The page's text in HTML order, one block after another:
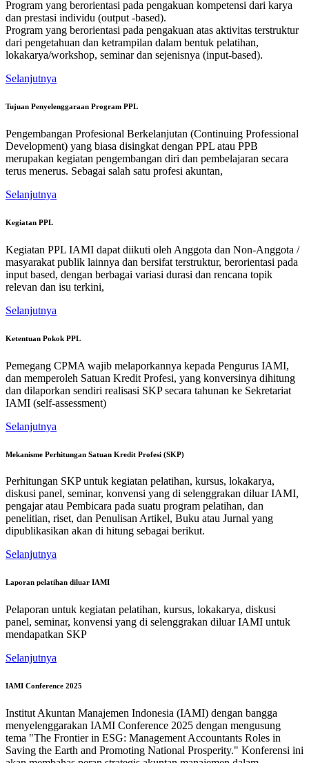
Program yang berorientasi pada pengakuan kompetensi dari karya
dan prestasi individu (output -based).
Program yang berorientasi pada pengakuan atas aktivitas terstruktur
dari pengetahuan dan ketrampilan dalam bentuk pelatihan,
lokakarya/workshop, seminar dan sejenisnya (input-based).
Selanjutnya
Tujuan Penyelenggaraan Program PPL
Pengembangan Profesional Berkelanjutan (Continuing Professional
Development) yang biasa disingkat dengan PPL atau PPB
merupakan kegiatan pengembangan diri dan pembelajaran secara
terus menerus. Sebagai salah satu profesi akuntan,
Selanjutnya
Kegiatan PPL
Kegiatan PPL IAMI dapat diikuti oleh Anggota dan Non-Anggota /
masyarakat publik lainnya dan bersifat terstruktur, berorientasi pada
input based, dengan berbagai variasi durasi dan rencana topik
relevan dan isu terkini,
Selanjutnya
Ketentuan Pokok PPL
Pemegang CPMA wajib melaporkannya kepada Pengurus IAMI,
dan memperoleh Satuan Kredit Profesi, yang konversinya dihitung
dan dilaporkan sendiri realisasi SKP secara tahunan ke Sekretariat
IAMI (self-assessment)
Selanjutnya
Mekanisme Perhitungan Satuan Kredit Profesi (SKP)
Perhitungan SKP untuk kegiatan pelatihan, kursus, lokakarya,
diskusi panel, seminar, konvensi yang di selenggrakan diluar IAMI,
pengajar atau Pembicara pada suatu program pelatihan, dan
penelitian, riset, dan Penulisan Artikel, Buku atau Jurnal yang
dipublikasikan akan di hitung sebagai berikut.
Selanjutnya
Laporan pelatihan diluar IAMI
Pelaporan untuk kegiatan pelatihan, kursus, lokakarya, diskusi
panel, seminar, konvensi yang di selenggrakan diluar IAMI untuk
mendapatkan SKP
Selanjutnya
IAMI Conference 2025
Institut Akuntan Manajemen Indonesia (IAMI) dengan bangga
menyelenggarakan IAMI Conference 2025 dengan mengusung
tema "The Frontier in ESG: Management Accountants Roles in
Saving the Earth and Promoting National Prosperity." Konferensi ini